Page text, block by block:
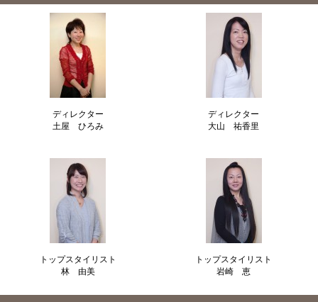
ディレクター
土屋 ひろみ
ディレクター
大山 祐香里
トップスタイリスト
林 由美
トップスタイリスト
岩崎 恵